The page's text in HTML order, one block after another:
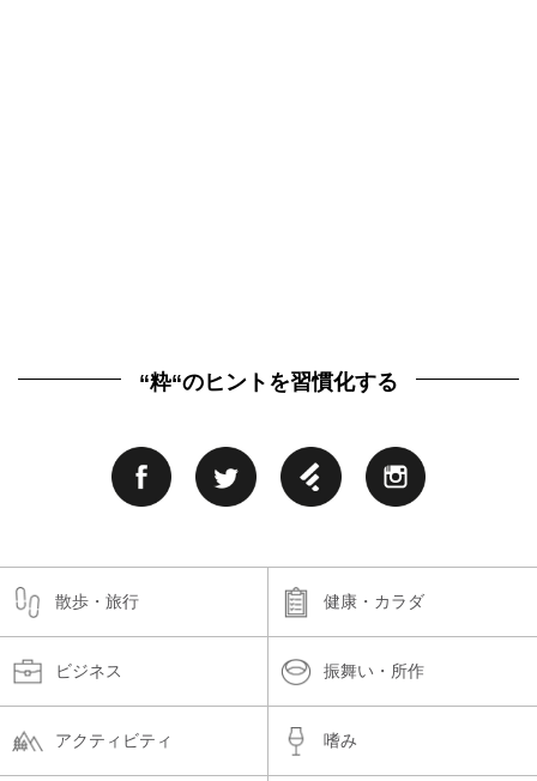
“粋“のヒントを習慣化する
散歩・旅行 健康・カラダ
ビジネス 振舞い・所作
アクティビティ 嗜み